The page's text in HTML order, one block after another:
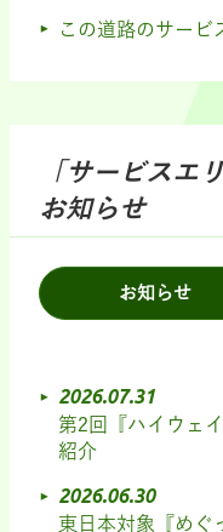
この道路のサービ
「サービスエ
お知らせ
お知らせ
2026.07.31
第2回『ハイウェ
紹介
2026.06.30
東日本対象『めぐ